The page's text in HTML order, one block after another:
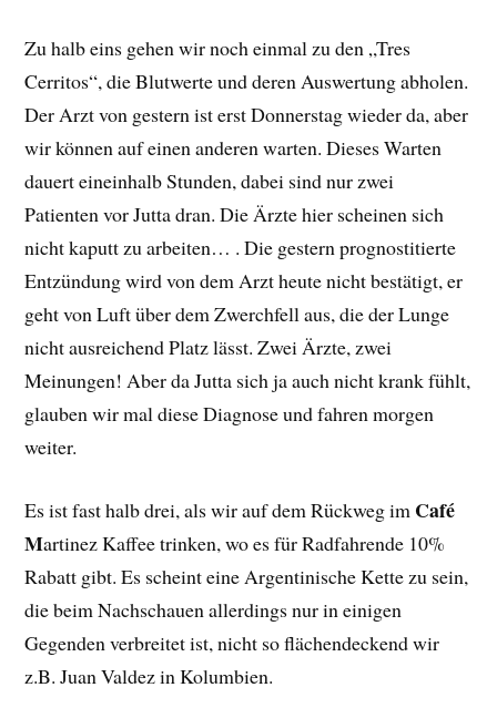
Zu halb eins gehen wir noch einmal zu den „Tres
Cerritos“, die Blutwerte und deren Auswertung abholen.
Der Arzt von gestern ist erst Donnerstag wieder da, aber
wir können auf einen anderen warten. Dieses Warten
dauert eineinhalb Stunden, dabei sind nur zwei
Patienten vor Jutta dran. Die Ärzte hier scheinen sich
nicht kaputt zu arbeiten… . Die gestern prognostitierte
Entzündung wird von dem Arzt heute nicht bestätigt, er
geht von Luft über dem Zwerchfell aus, die der Lunge
nicht ausreichend Platz lässt. Zwei Ärzte, zwei
Meinungen! Aber da Jutta sich ja auch nicht krank fühlt,
glauben wir mal diese Diagnose und fahren morgen
weiter.
Es ist fast halb drei, als wir auf dem Rückweg im Café
Martinez Kaffee trinken, wo es für Radfahrende 10%
Rabatt gibt. Es scheint eine Argentinische Kette zu sein,
die beim Nachschauen allerdings nur in einigen
Gegenden verbreitet ist, nicht so flächendeckend wir
z.B. Juan Valdez in Kolumbien.